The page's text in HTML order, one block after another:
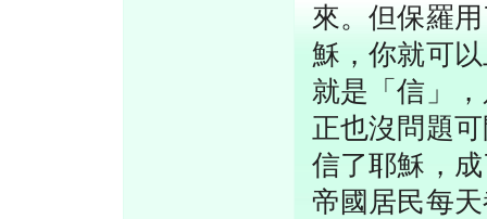
來。但保羅
穌，你就可
就是「信」
正也沒問題
信了耶穌，
帝國居民每